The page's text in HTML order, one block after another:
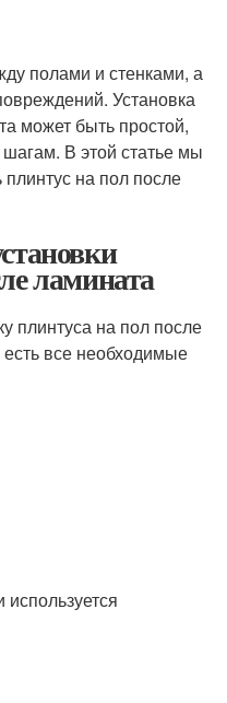
полами и стенками, а
Установка
может быть простой,
В этой статье мы
на пол после
ламината
плинтуса на пол после
есть все необходимые